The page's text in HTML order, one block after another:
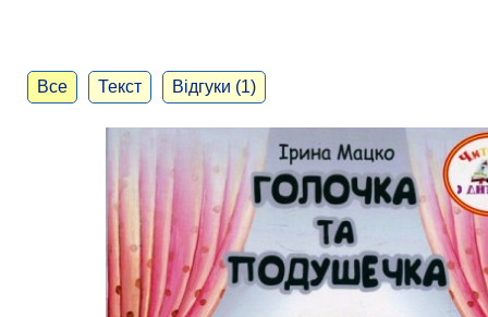
Все Текст Відгуки (1)